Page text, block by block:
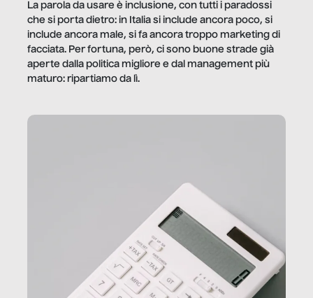
La parola da usare è inclusione, con tutti i paradossi
che si porta dietro: in Italia si include ancora poco, si
include ancora male, si fa ancora troppo marketing di
facciata. Per fortuna, però, ci sono buone strade già
aperte dalla politica migliore e dal management più
maturo: ripartiamo da lì.